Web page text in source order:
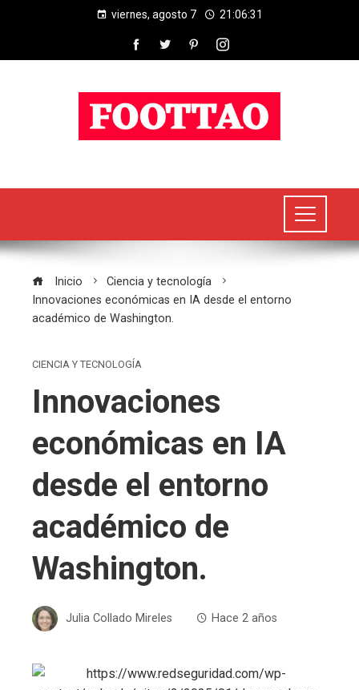
viernes, agosto 7 21:06:32
Inicio
Ciencia y tecnología
Innovaciones económicas en IA desde el entorno
académico de Washington.
CIENCIA Y TECNOLOGÍA
Innovaciones
económicas en IA
desde el entorno
académico de
Washington.
Julia Collado Mireles Hace 2 años